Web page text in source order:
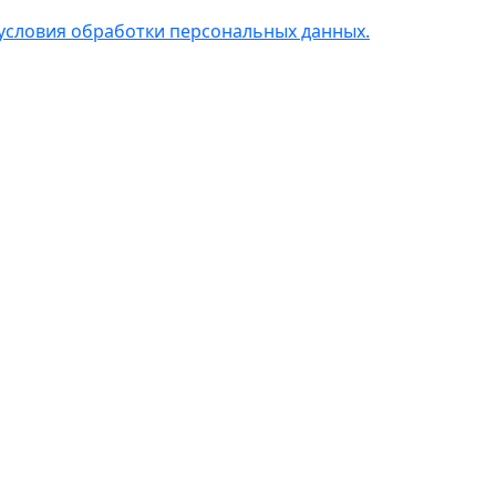
обработки персональных данных.